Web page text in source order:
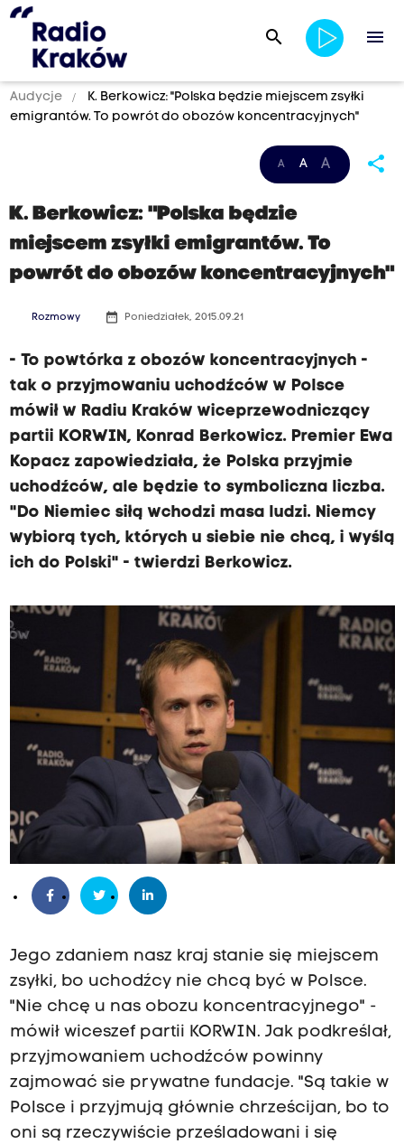
search menu
Audycje
K. Berkowicz: "Polska będzie miejscem zsyłki
emigrantów. To powrót do obozów koncentracyjnych"
A A A share
K. Berkowicz: "Polska będzie
miejscem zsyłki emigrantów. To
powrót do obozów koncentracyjnych"
Rozmowy date_range Poniedziałek, 2015.09.21
- To powtórka z obozów koncentracyjnych -
tak o przyjmowaniu uchodźców w Polsce
mówił w Radiu Kraków wiceprzewodniczący
partii KORWIN, Konrad Berkowicz. Premier Ewa
Kopacz zapowiedziała, że Polska przyjmie
uchodźców, ale będzie to symboliczna liczba.
"Do Niemiec siłą wchodzi masa ludzi. Niemcy
wybiorą tych, których u siebie nie chcą, i wyślą
ich do Polski" - twierdzi Berkowicz.
Jego zdaniem nasz kraj stanie się miejscem
zsyłki, bo uchodźcy nie chcą być w Polsce.
"Nie chcę u nas obozu koncentracyjnego" -
mówił wiceszef partii KORWIN. Jak podkreślał,
przyjmowaniem uchodźców powinny
zajmować sie prywatne fundacje. "Są takie w
Polsce i przyjmują głównie chrześcijan, bo to
oni są rzeczywiście prześladowani i się